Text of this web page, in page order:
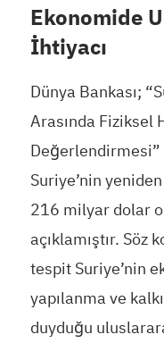
Ekonomide
İhtiyacı
Dünya Bankası;
Arasında Fiziksel
Değerlendirmesi”
Suriye’nin
216 milyar dolar
açıklamıştır. Söz
tespit Suriye’nin
yapılanma ve
duyduğu